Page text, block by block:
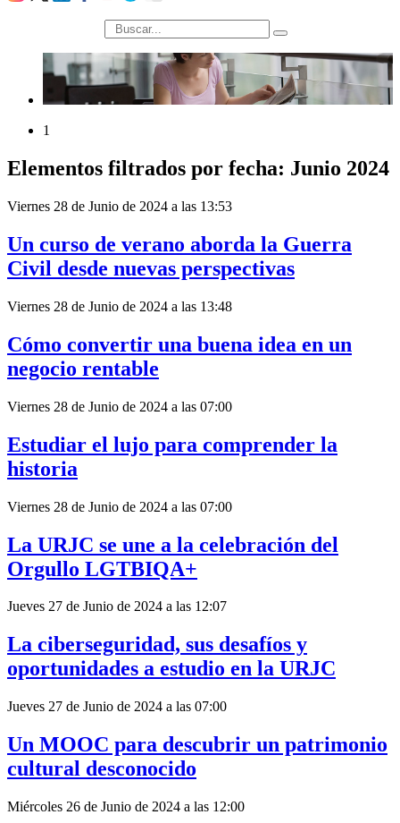
búsqueda
1
Elementos filtrados por fecha: Junio 2024
Viernes 28 de Junio de 2024 a las 13:53
Un curso de verano aborda la Guerra
Civil desde nuevas perspectivas
Viernes 28 de Junio de 2024 a las 13:48
Cómo convertir una buena idea en un
negocio rentable
Viernes 28 de Junio de 2024 a las 07:00
Estudiar el lujo para comprender la
historia
Viernes 28 de Junio de 2024 a las 07:00
La URJC se une a la celebración del
Orgullo LGTBIQA+
Jueves 27 de Junio de 2024 a las 12:07
La ciberseguridad, sus desafíos y
oportunidades a estudio en la URJC
Jueves 27 de Junio de 2024 a las 07:00
Un MOOC para descubrir un patrimonio
cultural desconocido
Miércoles 26 de Junio de 2024 a las 12:00